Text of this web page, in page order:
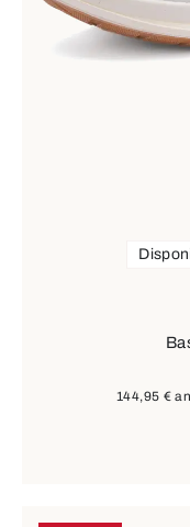
144,95 €